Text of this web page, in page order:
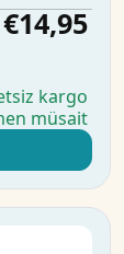
€14,95
kargo
müsait